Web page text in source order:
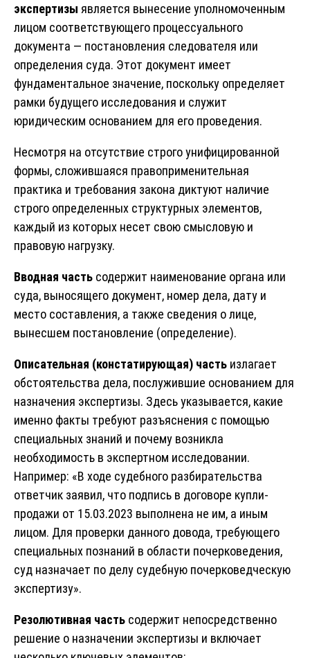
экспертизы является вынесение уполномоченным
лицом соответствующего процессуального
документа — постановления следователя или
определения суда. Этот документ имеет
фундаментальное значение, поскольку определяет
рамки будущего исследования и служит
юридическим основанием для его проведения.
Несмотря на отсутствие строго унифицированной
формы, сложившаяся правоприменительная
практика и требования закона диктуют наличие
строго определенных структурных элементов,
каждый из которых несет свою смысловую и
правовую нагрузку.
Вводная часть содержит наименование органа или
суда, выносящего документ, номер дела, дату и
место составления, а также сведения о лице,
вынесшем постановление (определение).
Описательная (констатирующая) часть излагает
обстоятельства дела, послужившие основанием для
назначения экспертизы. Здесь указывается, какие
именно факты требуют разъяснения с помощью
специальных знаний и почему возникла
необходимость в экспертном исследовании.
Например: «В ходе судебного разбирательства
ответчик заявил, что подпись в договоре купли-
продажи от 15.03.2023 выполнена не им, а иным
лицом. Для проверки данного довода, требующего
специальных познаний в области почерковедения,
суд назначает по делу судебную почерковедческую
экспертизу».
Резолютивная часть содержит непосредственно
решение о назначении экспертизы и включает